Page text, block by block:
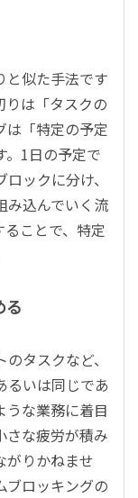
と似た手法です
りは「タスクの
は「特定の予定
。1日の予定で
ックに分け、
み込んでいく流
ことで、特定
る
タスクなど、
るいは同じであ
うな業務に着目
さな疲労が積み
がりかねませ
ブロッキングの